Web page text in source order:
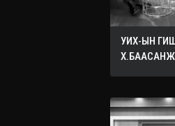
УИХ-ЫН
САЙХАН
БУСДЫН